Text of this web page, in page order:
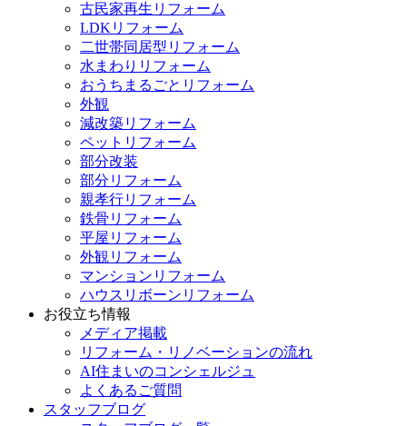
古民家再生リフォーム
LDKリフォーム
二世帯同居型リフォーム
水まわりリフォーム
おうちまるごとリフォーム
外観
減改築リフォーム
ペットリフォーム
部分改装
部分リフォーム
親孝行リフォーム
鉄骨リフォーム
平屋リフォーム
外観リフォーム
マンションリフォーム
ハウスリボーンリフォーム
お役立ち情報
メディア掲載
リフォーム・リノベーションの流れ
AI住まいのコンシェルジュ
よくあるご質問
スタッフブログ